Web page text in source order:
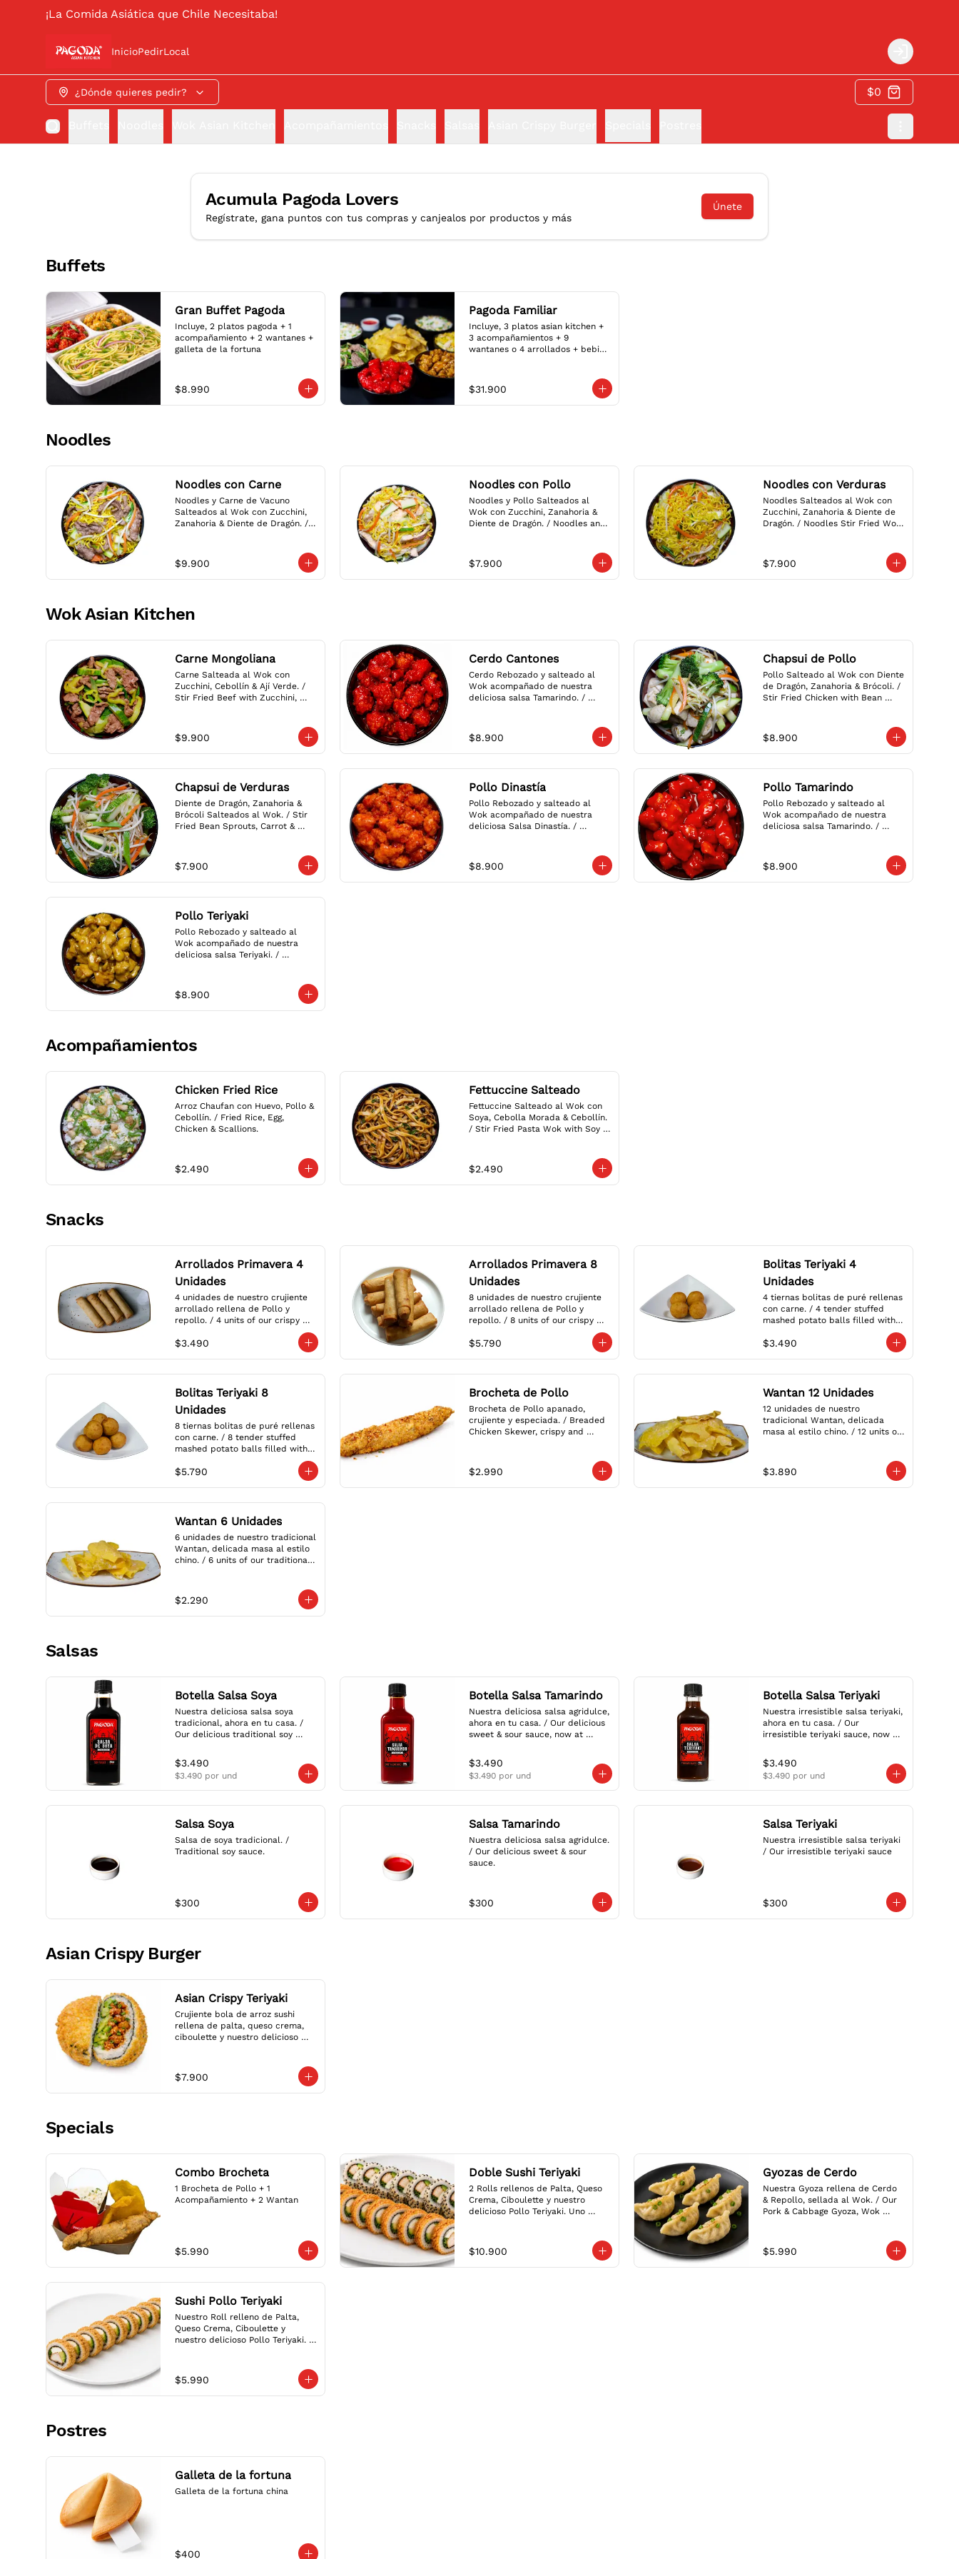
¡La Comida Asiática que Chile Necesitaba!
InicioPedirLocal
Login
¿Dónde quieres pedir? $0
Acumula Pagoda Lovers
Regístrate, gana puntos con tus compras y canjealos por productos y más
Únete
Buffets
Gran Buffet Pagoda
Incluye, 2 platos pagoda + 1
acompañamiento + 2 wantanes +
galleta de la fortuna
$8.990
Pagoda Familiar
Incluye, 3 platos asian kitchen +
3 acompañamientos + 9
wantanes o 4 arrollados + bebida
$31.900
Noodles
Noodles con Carne
Noodles y Carne de Vacuno
Salteados al Wok con Zucchini,
Zanahoria & Diente de Dragón. /
Sprouts.
$9.900
Noodles con Pollo
Noodles y Pollo Salteados al
Wok con Zucchini, Zanahoria &
Diente de Dragón. / Noodles and
$7.900
Noodles con Verduras
Noodles Salteados al Wok con
Zucchini, Zanahoria & Diente de
Dragón. / Noodles Stir Fried Wok
$7.900
Wok Asian Kitchen
Carne Mongoliana
Carne Salteada al Wok con
Zucchini, Cebollín & Ají Verde. /
Stir Fried Beef with Zucchini,
$9.900
Cerdo Cantones
Cerdo Rebozado y salteado al
Wok acompañado de nuestra
deliciosa salsa Tamarindo. /
$8.900
Chapsui de Pollo
Pollo Salteado al Wok con Diente
de Dragón, Zanahoria & Brócoli. /
Stir Fried Chicken with Bean
$8.900
Chapsui de Verduras
Diente de Dragón, Zanahoria &
Brócoli Salteados al Wok. / Stir
Fried Bean Sprouts, Carrot &
$7.900
Pollo Dinastía
Pollo Rebozado y salteado al
Wok acompañado de nuestra
deliciosa Salsa Dinastía. /
Sauce.
$8.900
Pollo Tamarindo
Pollo Rebozado y salteado al
Wok acompañado de nuestra
deliciosa salsa Tamarindo. /
Sauce.
$8.900
Pollo Teriyaki
Pollo Rebozado y salteado al
Wok acompañado de nuestra
deliciosa salsa Teriyaki. /
$8.900
Acompañamientos
Chicken Fried Rice
Arroz Chaufan con Huevo, Pollo &
Cebollín. / Fried Rice, Egg,
Chicken & Scallions.
$2.490
Fettuccine Salteado
Fettuccine Salteado al Wok con
Soya, Cebolla Morada & Cebollín.
/ Stir Fried Pasta Wok with Soy
$2.490
Snacks
Arrollados Primavera 4
Unidades
4 unidades de nuestro crujiente
arrollado rellena de Pollo y
repollo. / 4 units of our crispy
cabbage.
$3.490
Arrollados Primavera 8
Unidades
8 unidades de nuestro crujiente
arrollado rellena de Pollo y
repollo. / 8 units of our crispy
cabbage.
$5.790
Bolitas Teriyaki 4
Unidades
4 tiernas bolitas de puré rellenas
con carne. / 4 tender stuffed
mashed potato balls filled with
$3.490
Bolitas Teriyaki 8
Unidades
8 tiernas bolitas de puré rellenas
con carne. / 8 tender stuffed
mashed potato balls filled with
$5.790
Brocheta de Pollo
Brocheta de Pollo apanado,
crujiente y especiada. / Breaded
Chicken Skewer, crispy and
$2.990
Wantan 12 Unidades
12 unidades de nuestro
tradicional Wantan, delicada
masa al estilo chino. / 12 units of
$3.890
Wantan 6 Unidades
6 unidades de nuestro tradicional
Wantan, delicada masa al estilo
chino. / 6 units of our traditional
$2.290
Salsas
Botella Salsa Soya
Nuestra deliciosa salsa soya
tradicional, ahora en tu casa. /
Our delicious traditional soy
$3.490
$3.490 por und
Botella Salsa Tamarindo
Nuestra deliciosa salsa agridulce,
ahora en tu casa. / Our delicious
sweet & sour sauce, now at
$3.490
$3.490 por und
Botella Salsa Teriyaki
Nuestra irresistible salsa teriyaki,
ahora en tu casa. / Our
irresistible teriyaki sauce, now at
$3.490
$3.490 por und
Salsa Soya
Salsa de soya tradicional. /
Traditional soy sauce.
$300
Salsa Tamarindo
Nuestra deliciosa salsa agridulce.
/ Our delicious sweet & sour
sauce.
$300
Salsa Teriyaki
Nuestra irresistible salsa teriyaki
/ Our irresistible teriyaki sauce
$300
Asian Crispy Burger
Asian Crispy Teriyaki
Crujiente bola de arroz sushi
rellena de palta, queso crema,
ciboulette y nuestro delicioso
Crispy sushi rice ball filled with
avocado, cream cheese, chives
and our delicious Teriyaki
$7.900
Specials
Combo Brocheta
1 Brocheta de Pollo + 1
Acompañamiento + 2 Wantan
$5.990
Doble Sushi Teriyaki
2 Rolls rellenos de Palta, Queso
Crema, Ciboulette y nuestro
delicioso Pollo Teriyaki. Uno
Two Rolls filled with Avocado,
Cream Cheese, Chives & our
delicious Teriyaki Chicken. One
$10.900
Gyozas de Cerdo
Nuestra Gyoza rellena de Cerdo
& Repollo, sellada al Wok. / Our
Pork & Cabbage Gyoza, Wok
$5.990
Sushi Pollo Teriyaki
Nuestro Roll relleno de Palta,
Queso Crema, Ciboulette y
nuestro delicioso Pollo Teriyaki.
elección. / Our Roll filled with
Avocado, Cream Cheese, Chives &
our delicious Teriyaki Chicken.
$5.990
Postres
Galleta de la fortuna
Galleta de la fortuna china
$400